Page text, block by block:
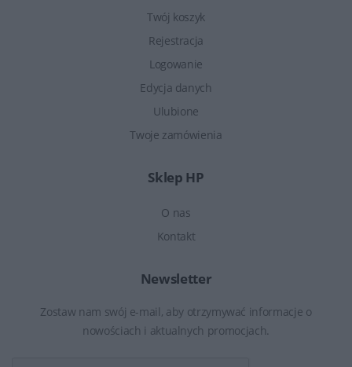
Twój koszyk
Rejestracja
Logowanie
Edycja danych
Ulubione
Twoje zamówienia
Sklep HP
O nas
Kontakt
Newsletter
Zostaw nam swój e-mail, aby otrzymywać informacje o
nowościach i aktualnych promocjach.